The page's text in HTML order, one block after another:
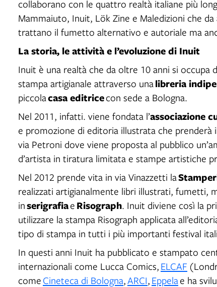
collaborano con le quattro realtà italiane più
Mammaiuto, Inuit, Lök Zine e Maledizioni che
trattano il fumetto alternativo e autoriale ma
La storia, le attività e l’evoluzione di Inuit
Inuit è una realtà che da oltre 10 anni si
stampa artigianale attraverso una libreria
piccolacasa editricecon sede a Bologna.
Nel 2011, infatti. viene fondata l’associazione
e promozione di editoria illustrata che prenderà
via Petroni dove viene proposta al pubblico
d’artista in tiratura limitata e stampe artistiche
Nel 2012 prende vita in via Vinazzetti la
realizzati artigianalmente libri illustrati, fumetti,
inserigrafiae Risograph. Inuit diviene così la
utilizzare la stampa Risograph applicata
tipo di stampa in tutti i più importanti festival
In questi anni Inuit ha pubblicato e stampato
internazionali come Lucca Comics, ELCAF
come Cineteca di Bologna,ARCI, Eppelae ha